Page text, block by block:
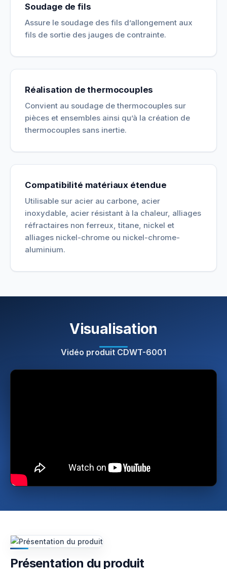
Soudage de fils
Assure le soudage des fils d’allongement aux
fils de sortie des jauges de contrainte.
Réalisation de thermocouples
Convient au soudage de thermocouples sur
pièces et ensembles ainsi qu’à la création de
thermocouples sans inertie.
Compatibilité matériaux étendue
Utilisable sur acier au carbone, acier
inoxydable, acier résistant à la chaleur, alliages
réfractaires non ferreux, titane, nickel et
alliages nickel-chrome ou nickel-chrome-
aluminium.
Visualisation
Vidéo produit CDWT-6001
Présentation du produit